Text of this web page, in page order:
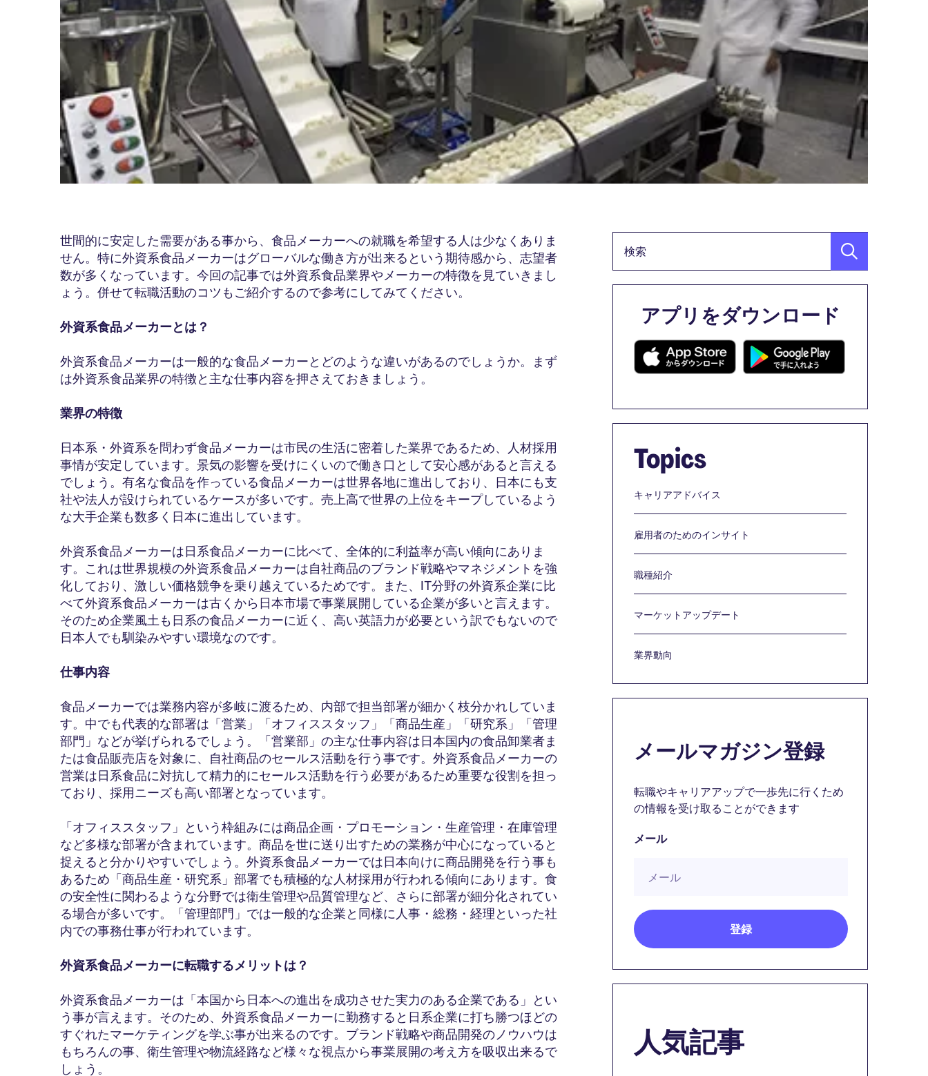
世間的に安定した需要がある事から、食品メーカーへの就職を希望する人は少なくありま
せん。特に外資系食品メーカーはグローバルな働き方が出来るという期待感から、志望者
数が多くなっています。今回の記事では外資系食品業界やメーカーの特徴を見ていきまし
ょう。併せて転職活動のコツもご紹介するので参考にしてみてください。
外資系食品メーカーとは？
外資系食品メーカーは一般的な食品メーカーとどのような違いがあるのでしょうか。まず
は外資系食品業界の特徴と主な仕事内容を押さえておきましょう。
業界の特徴
日本系・外資系を問わず食品メーカーは市民の生活に密着した業界であるため、人材採用
事情が安定しています。景気の影響を受けにくいので働き口として安心感があると言える
でしょう。有名な食品を作っている食品メーカーは世界各地に進出しており、日本にも支
社や法人が設けられているケースが多いです。売上高で世界の上位をキープしているよう
な大手企業も数多く日本に進出しています。
外資系食品メーカーは日系食品メーカーに比べて、全体的に利益率が高い傾向にありま
す。これは世界規模の外資系食品メーカーは自社商品のブランド戦略やマネジメントを強
化しており、激しい価格競争を乗り越えているためです。また、IT分野の外資系企業に比
べて外資系食品メーカーは古くから日本市場で事業展開している企業が多いと言えます。
そのため企業風土も日系の食品メーカーに近く、高い英語力が必要という訳でもないので
日本人でも馴染みやすい環境なのです。
仕事内容
食品メーカーでは業務内容が多岐に渡るため、内部で担当部署が細かく枝分かれしていま
す。中でも代表的な部署は「営業」「オフィススタッフ」「商品生産」「研究系」「管理
部門」などが挙げられるでしょう。「営業部」の主な仕事内容は日本国内の食品卸業者ま
たは食品販売店を対象に、自社商品のセールス活動を行う事です。外資系食品メーカーの
営業は日系食品に対抗して精力的にセールス活動を行う必要があるため重要な役割を担っ
ており、採用ニーズも高い部署となっています。
「オフィススタッフ」という枠組みには商品企画・プロモーション・生産管理・在庫管理
など多様な部署が含まれています。商品を世に送り出すための業務が中心になっていると
捉えると分かりやすいでしょう。外資系食品メーカーでは日本向けに商品開発を行う事も
あるため「商品生産・研究系」部署でも積極的な人材採用が行われる傾向にあります。食
の安全性に関わるような分野では衛生管理や品質管理など、さらに部署が細分化されてい
る場合が多いです。「管理部門」では一般的な企業と同様に人事・総務・経理といった社
内での事務仕事が行われています。
外資系食品メーカーに転職するメリットは？
外資系食品メーカーは「本国から日本への進出を成功させた実力のある企業である」とい
う事が言えます。そのため、外資系食品メーカーに勤務すると日系企業に打ち勝つほどの
すぐれたマーケティングを学ぶ事が出来るのです。ブランド戦略や商品開発のノウハウは
もちろんの事、衛生管理や物流経路など様々な視点から事業展開の考え方を吸収出来るで
しょう。
アプリをダウンロード
Topics
キャリアアドバイス
雇用者のためのインサイト
職種紹介
マーケットアップデート
業界動向
メールマガジン登録
転職やキャリアアップで一歩先に行くため
の情報を受け取ることができます
メール
人気記事